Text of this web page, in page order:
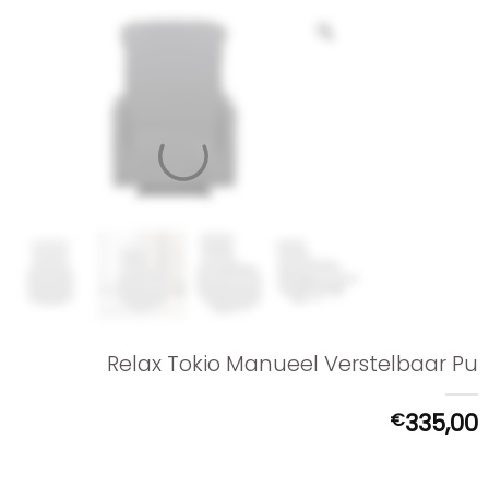
Relax Tokio Manueel Verstelbaar Pu
€335,00